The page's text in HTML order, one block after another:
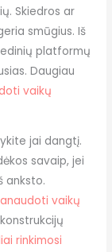
Skiedros ar
smūgius. Iš
platformų
Daugiau
vaikų
jai dangtį.
savaip, jei
anksto.
vaikų
rinkimosi